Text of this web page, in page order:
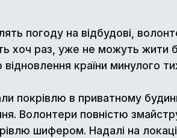
погоду на відбудові,
хоч раз, уже не можуть жити
країни минулого
покрівлю в приватному
Волонтери повністю
шифером. Надалі на